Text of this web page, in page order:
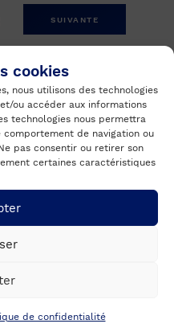
cookies
nous utilisons des technologies
ou accéder aux informations
technologies nous permettra
de navigation ou
pas consentir ou retirer son
certaines caractéristiques
de confidentialité
SUIVANTE
à notre